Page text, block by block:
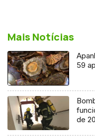
Mais Notícias
59
de